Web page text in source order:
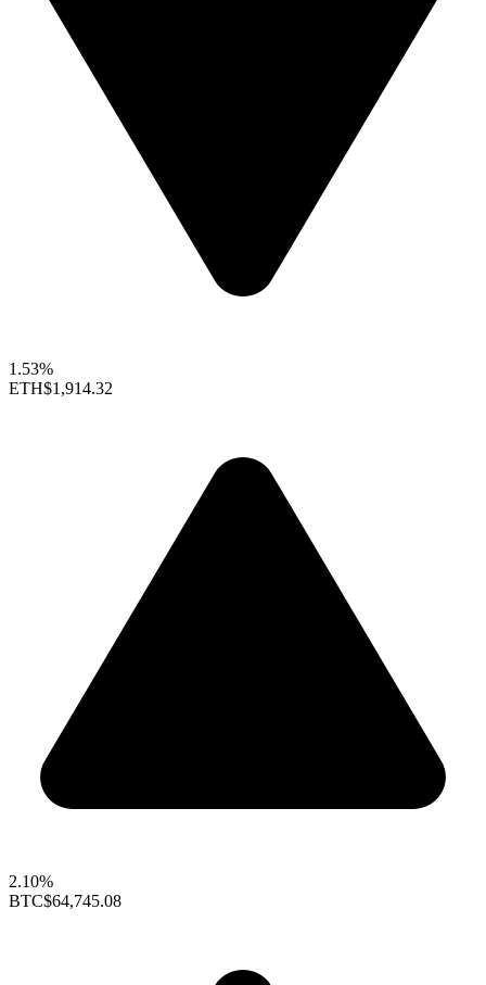
1.53%
ETH$1,914.32
2.10%
BTC$64,745.08